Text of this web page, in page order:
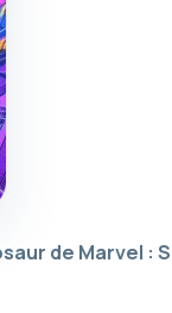
de Marvel :